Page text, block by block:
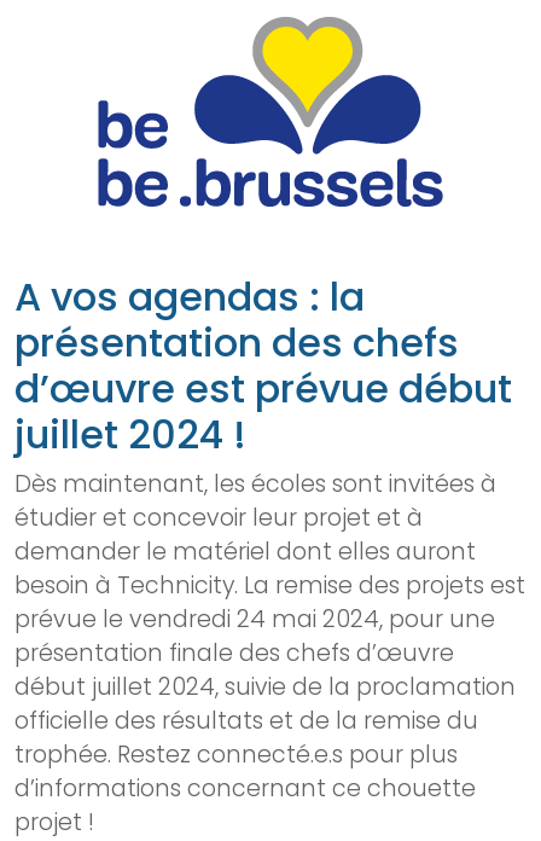
A vos agendas : la
présentation des chefs
d’œuvre est prévue début
juillet 2024 !
Dès maintenant, les écoles sont invitées à
étudier et concevoir leur projet et à
demander le matériel dont elles auront
besoin à Technicity. La remise des projets est
prévue le vendredi 24 mai 2024, pour une
présentation finale des chefs d’œuvre
début juillet 2024, suivie de la proclamation
officielle des résultats et de la remise du
trophée. Restez connecté.e.s pour plus
d’informations concernant ce chouette
projet !